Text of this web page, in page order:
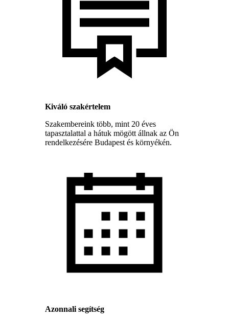
Kiváló szakértelem
Szakembereink több, mint 20 éves
tapasztalattal a hátuk mögött állnak az Ön
rendelkezésére Budapest és környékén.
Azonnali segítség